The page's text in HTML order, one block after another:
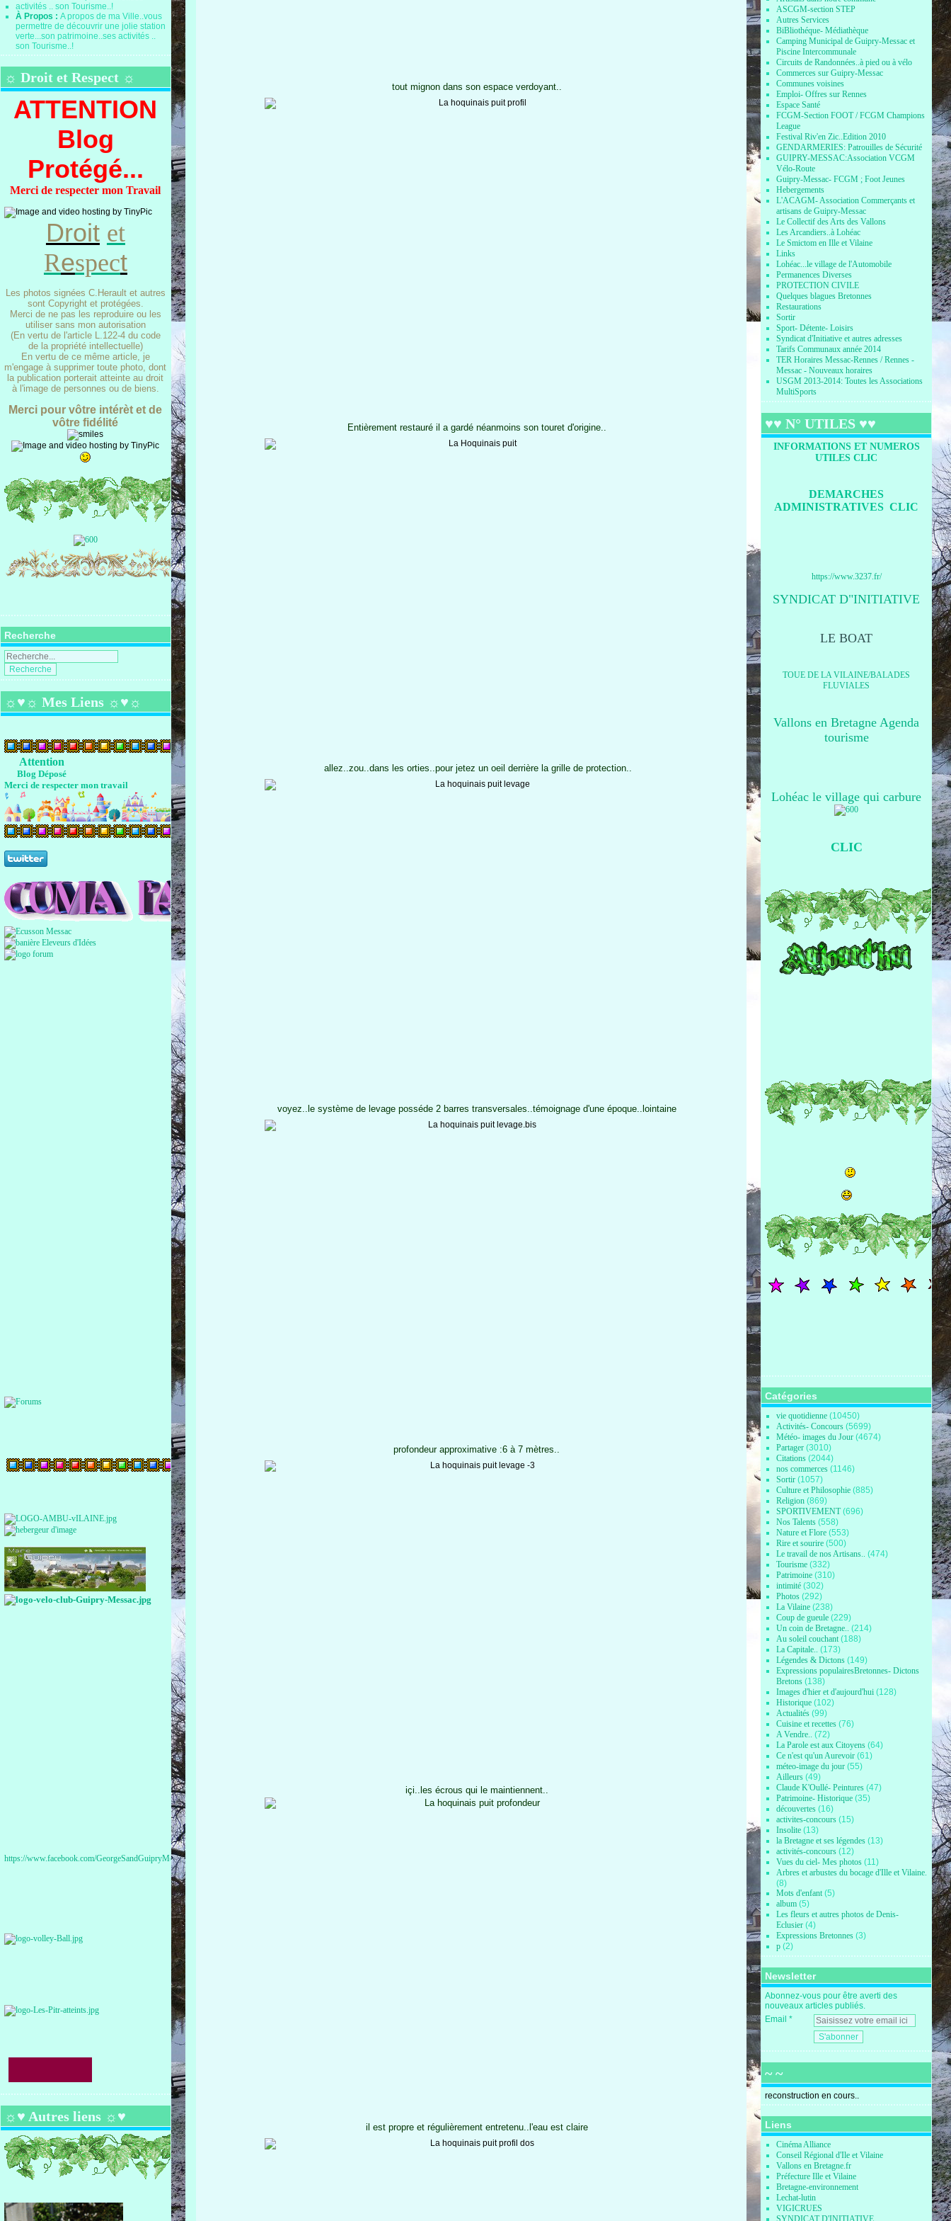
À Propos :A propos de ma Ville..vous
permettre de découvrir une jolie station
verte...son patrimoine..ses activités ..
son Tourisme..!
☼ Droit et Respect ☼
ATTENTION
Blog
Protégé...
Merci de respecter mon Travail
Droit et
Respect
Les photos signées C.Herault et autres
sont Copyright et protégées.
Merci de ne pas les reproduire ou les
utiliser sans mon autorisation
(En vertu de l'article L.122-4 du code
de la propriété intellectuelle)
En vertu de ce même article, je
m'engage à supprimer toute photo, dont
la publication porterait atteinte au droit
à l'image de personnes ou de biens.
Merci pour vôtre intérèt et de
vôtre fidélité
Recherche
☼♥☼ Mes Liens ☼♥☼
Attention
Blog Déposé
Merci de respecter mon travail
https://www.facebook.com/GeorgeSandGuipryMessac
☼♥ Autres liens ☼♥
tout mignon dans son espace verdoyant..
Entièrement restauré il a gardé néanmoins son touret d'origine..
allez..zou..dans les orties..pour jetez un oeil derrière la grille de protection..
voyez..le système de levage posséde 2 barres transversales..témoignage d'une époque..lointaine
profondeur approximative :6 à 7 mètres..
içi..les écrous qui le maintiennent..
il est propre et régulièrement entretenu..l'eau est claire
ASCGM-section STEP
Autres Services
BiBliothéque- Médiathèque
Camping Municipal de Guipry-Messac et
Piscine Intercommunale
Circuits de Randonnées..à pied ou à vélo
Commerces sur Guipry-Messac
Communes voisines
Emploi- Offres sur Rennes
Espace Santé
FCGM-Section FOOT / FCGM Champions
League
Festival Riv'en Zic..Edition 2010
GENDARMERIES: Patrouilles de Sécurité
GUIPRY-MESSAC:Association VCGM
Vélo-Route
Guipry-Messac- FCGM ; Foot Jeunes
Hebergements
L'ACAGM- Association Commerçants et
artisans de Guipry-Messac
Le Collectif des Arts des Vallons
Les Arcandiers..à Lohéac
Le Smictom en Ille et Vilaine
Links
Lohéac...le village de l'Automobile
Permanences Diverses
PROTECTION CIVILE
Quelques blagues Bretonnes
Restaurations
Sortir
Sport- Détente- Loisirs
Syndicat d'Initiative et autres adresses
Tarifs Communaux année 2014
TER Horaires Messac-Rennes / Rennes -
Messac - Nouveaux horaires
USGM 2013-2014: Toutes les Associations
MultiSports
♥♥ N° UTILES ♥♥
INFORMATIONS ET NUMEROS
UTILES CLIC
DEMARCHES
ADMINISTRATIVES CLIC
https://www.3237.fr/
SYNDICAT D"INITIATIVE
LE BOAT
TOUE DE LA VILAINE/BALADES
FLUVIALES
Vallons en Bretagne Agenda
tourisme
Lohéac le village qui carbure
CLIC
Catégories
vie quotidienne (10450)
Activités- Concours (5699)
Météo- images du Jour (4674)
Partager (3010)
Citations (2044)
nos commerces (1146)
Sortir (1057)
Culture et Philosophie (885)
Religion (869)
SPORTIVEMENT(696)
Nos Talents (558)
Nature et Flore (553)
Rire et sourire (500)
Le travail de nos Artisans.. (474)
Tourisme (332)
Patrimoine (310)
intimité (302)
Photos (292)
La Vilaine (238)
Coup de gueule (229)
Un coin de Bretagne.. (214)
Au soleil couchant (188)
La Capitale.. (173)
Légendes & Dictons (149)
Expressions populairesBretonnes- Dictons
Bretons (138)
Images d'hier et d'aujourd'hui (128)
Historique (102)
Actualités (99)
Cuisine et recettes (76)
A Vendre.. (72)
La Parole est aux Citoyens (64)
Ce n'est qu'un Aurevoir (61)
méteo-image du jour (55)
Ailleurs (49)
Claude K'Oullé- Peintures (47)
Patrimoine- Historique (35)
découvertes (16)
activites-concours (15)
Insolite (13)
la Bretagne et ses légendes (13)
activités-concours (12)
Vues du ciel- Mes photos (11)
Arbres et arbustes du bocage d'Ille et Vilaine.
(8)
Mots d'enfant (5)
album (5)
Les fleurs et autres photos de Denis-
Eclusier (4)
Expressions Bretonnes (3)
p (2)
Newsletter
Abonnez-vous pour être averti des
nouveaux articles publiés.
Email
~ ~
reconstruction en cours..
Liens
Cinéma Alliance
Conseil Régional d'Ile et Vilaine
Vallons en Bretagne.fr
Préfecture Ille et Vilaine
Bretagne-environnement
Lechat-lutin
VIGICRUES
SYNDICAT D'INITIATIVE